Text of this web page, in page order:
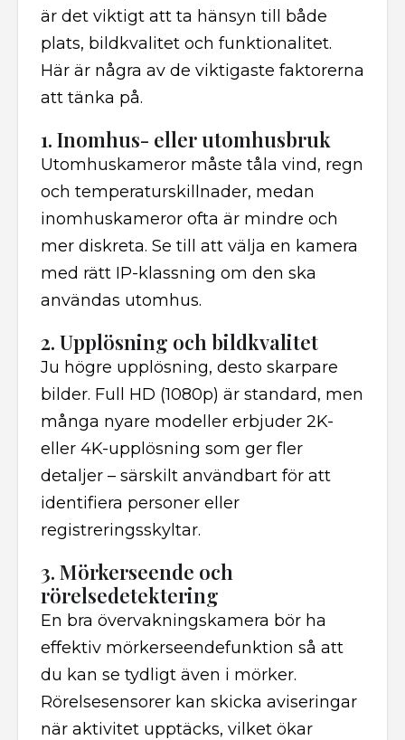
är det viktigt att ta hänsyn till både
plats, bildkvalitet och funktionalitet.
Här är några av de viktigaste faktorerna
att tänka på.
1. Inomhus- eller utomhusbruk
Utomhuskameror måste tåla vind, regn
och temperaturskillnader, medan
inomhuskameror ofta är mindre och
mer diskreta. Se till att välja en kamera
med rätt IP-klassning om den ska
användas utomhus.
2. Upplösning och bildkvalitet
Ju högre upplösning, desto skarpare
bilder. Full HD (1080p) är standard, men
många nyare modeller erbjuder 2K-
eller 4K-upplösning som ger fler
detaljer – särskilt användbart för att
identifiera personer eller
registreringsskyltar.
3. Mörkerseende och
rörelsedetektering
En bra övervakningskamera bör ha
effektiv mörkerseendefunktion så att
du kan se tydligt även i mörker.
Rörelsesensorer kan skicka aviseringar
när aktivitet upptäcks, vilket ökar